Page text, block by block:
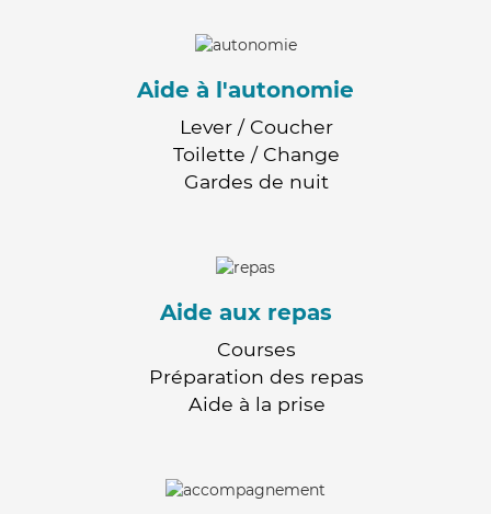
Aide à l'autonomie
Lever / Coucher
Toilette / Change
Gardes de nuit
Aide aux repas
Courses
Préparation des repas
Aide à la prise